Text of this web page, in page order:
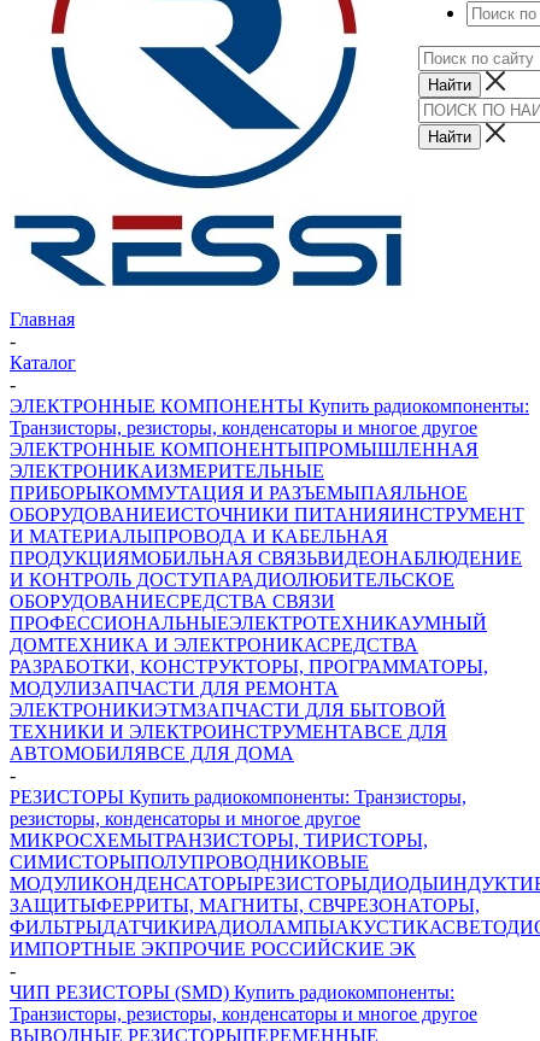
Главная
-
Каталог
-
ЭЛЕКТРОННЫЕ КОМПОНЕНТЫ Купить радиокомпоненты:
Транзисторы, резисторы, конденсаторы и многое другое
ЭЛЕКТРОННЫЕ КОМПОНЕНТЫПРОМЫШЛЕННАЯ
ЭЛЕКТРОНИКАИЗМЕРИТЕЛЬНЫЕ
ПРИБОРЫКОММУТАЦИЯ И РАЗЪЕМЫПАЯЛЬНОЕ
ОБОРУДОВАНИЕИСТОЧНИКИ ПИТАНИЯИНСТРУМЕНТ
И МАТЕРИАЛЫПРОВОДА И КАБЕЛЬНАЯ
ПРОДУКЦИЯМОБИЛЬНАЯ СВЯЗЬВИДЕОНАБЛЮДЕНИЕ
И КОНТРОЛЬ ДОСТУПАРАДИОЛЮБИТЕЛЬСКОЕ
ОБОРУДОВАНИЕСРЕДСТВА СВЯЗИ
ПРОФЕССИОНАЛЬНЫЕЭЛЕКТРОТЕХНИКАУМНЫЙ
ДОМТЕХНИКА И ЭЛЕКТРОНИКАСРЕДСТВА
РАЗРАБОТКИ, КОНСТРУКТОРЫ, ПРОГРАММАТОРЫ,
МОДУЛИЗАПЧАСТИ ДЛЯ РЕМОНТА
ЭЛЕКТРОНИКИЭТМЗАПЧАСТИ ДЛЯ БЫТОВОЙ
ТЕХНИКИ И ЭЛЕКТРОИНСТРУМЕНТАВСЕ ДЛЯ
АВТОМОБИЛЯВСЕ ДЛЯ ДОМА
-
РЕЗИСТОРЫ Купить радиокомпоненты: Транзисторы,
резисторы, конденсаторы и многое другое
МИКРОСХЕМЫТРАНЗИСТОРЫ, ТИРИСТОРЫ,
СИМИСТОРЫПОЛУПРОВОДНИКОВЫЕ
МОДУЛИКОНДЕНСАТОРЫРЕЗИСТОРЫДИОДЫ
ЗАЩИТЫФЕРРИТЫ, МАГНИТЫ, СВЧРЕЗОНАТОРЫ,
ФИЛЬТРЫДАТЧИКИРАДИОЛАМПЫАКУСТИКА
ИМПОРТНЫЕ ЭКПРОЧИЕ РОССИЙСКИЕ ЭК
-
ЧИП РЕЗИСТОРЫ (SMD) Купить радиокомпоненты:
Транзисторы, резисторы, конденсаторы и многое другое
ВЫВОДНЫЕ РЕЗИСТОРЫПЕРЕМЕННЫЕ